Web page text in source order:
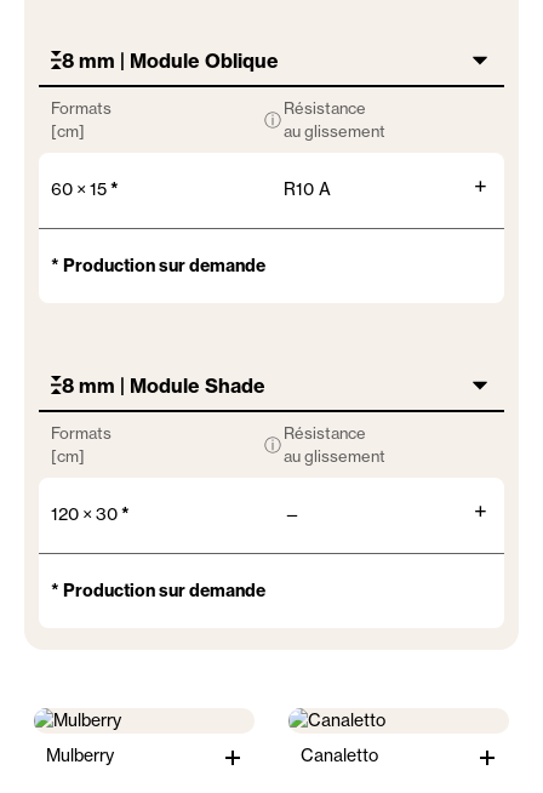
8 mm | Module Oblique
Formats
[cm]
Résistance
au glissement
ⓘ
60 × 15* R10 A +
* Production sur demande
8 mm | Module Shade
Formats
[cm]
Résistance
au glissement
ⓘ
120 × 30* — +
* Production sur demande
Mulberry Canaletto